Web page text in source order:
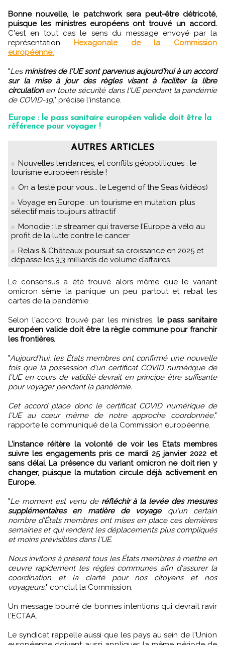
Bonne nouvelle, le patchwork sera peut-être détricoté,
puisque les ministres européens ont trouvé un accord.
C'est en tout cas le sens du message envoyé par la
représentation Hexagonale de la Commission
européenne.
"Lesministres de l'UE sont parvenus aujourd'hui à un accord
sur la mise à jour des règles visant à faciliter la libre
circulationen toute sécurité dans l'UE pendant la pandémie
de COVID-19," précise l'instance.
Europe : le pass sanitaire européen valide doit être la
référence pour voyager !
AUTRES ARTICLES
Nouvelles tendances, et conflits géopolitiques : le
tourisme européen résiste !
On a testé pour vous... le Legend of the Seas (vidéos)
Voyage en Europe : un tourisme en mutation, plus
sélectif mais toujours attractif
Monodie : le streamer qui traverse l’Europe à vélo au
profit de la lutte contre le cancer
Relais & Châteaux poursuit sa croissance en 2025 et
dépasse les 3,3 milliards de volume d’affaires
Le consensus a été trouvé alors même que le variant
omicron sème la panique un peu partout et rebat les
cartes de la pandémie.
Selon l'accord trouvé par les ministres, le pass sanitaire
européen valide doit être la règle commune pour franchir
les frontières.
"Aujourd'hui, les États membres ont confirmé une nouvelle
fois que la possession d'un certificat COVID numérique de
l'UE en cours de validité devrait en principe être suffisante
pour voyager pendant la pandémie.
Cet accord place donc le certificat COVID numérique de
l'UE au cœur même de notre approche coordonnée,"
rapporte le communiqué de la Commission européenne.
L'instance réitère la volonté de voir les Etats membres
suivre les engagements pris ce mardi 25 janvier 2022 et
sans délai. La présence du variant omicron ne doit rien y
changer, puisque la mutation circule déjà activement en
Europe.
"Le moment est venu de réfléchir à la levée des mesures
supplémentaires en matière de voyagequ'un certain
nombre d'États membres ont mises en place ces dernières
semaines et qui rendent les déplacements plus compliqués
et moins prévisibles dans l'UE.
Nous invitons à présent tous les États membres à mettre en
œuvre rapidement les règles communes afin d'assurer la
coordination et la clarté pour nos citoyens et nos
voyageurs," conclut la Commission.
Un message bourré de bonnes intentions qui devrait ravir
l'ECTAA.
Le syndicat rappelle aussi que les pays au sein de l'Union